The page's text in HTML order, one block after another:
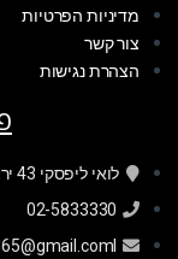
מדיניות הפרטיות
צור קשר
הצהרת נגישות
לואי ליפסקי 43 ירושלים
02-5833330